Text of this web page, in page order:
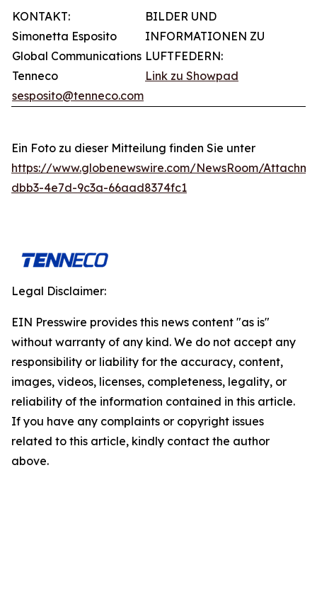
KONTAKT:
Simonetta Esposito
Global Communications
Tenneco
sesposito@tenneco.com
BILDER UND
INFORMATIONEN ZU
LUFTFEDERN:
Link zu Showpad
Ein Foto zu dieser Mitteilung finden Sie unter
https://www.globenewswire.com/NewsRoom/
dbb3-4e7d-9c3a-66aad8374fc1
Legal Disclaimer:
EIN Presswire provides this news content "as is"
without warranty of any kind. We do not accept any
responsibility or liability for the accuracy, content,
images, videos, licenses, completeness, legality, or
reliability of the information contained in this article.
If you have any complaints or copyright issues
related to this article, kindly contact the author
above.